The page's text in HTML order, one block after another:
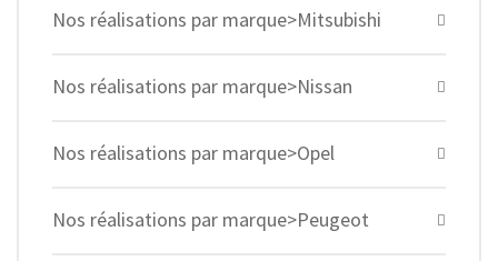
Nos réalisations par marque>Mitsubishi
Nos réalisations par marque>Nissan
Nos réalisations par marque>Opel
Nos réalisations par marque>Peugeot